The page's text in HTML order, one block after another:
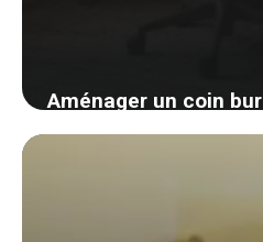
Aménager un coin
ergonomie et déco